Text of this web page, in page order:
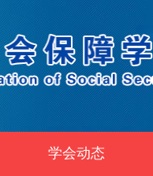
学会动态